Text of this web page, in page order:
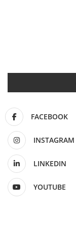
FACEBOOK
INSTAGRAM
LINKEDIN
YOUTUBE